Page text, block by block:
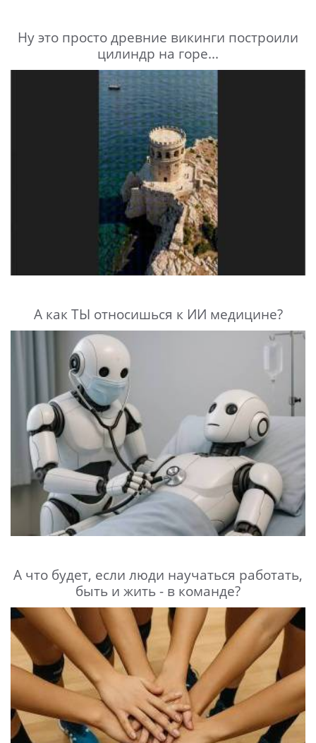
Ну это просто древние викинги построили
цилиндр на горе...
А как ТЫ относишься к ИИ медицине?
А что будет, если люди научаться работать,
быть и жить - в команде?